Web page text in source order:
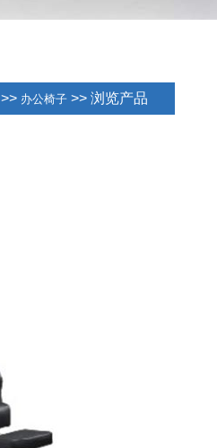
>> 办公椅子 >> 浏览产品